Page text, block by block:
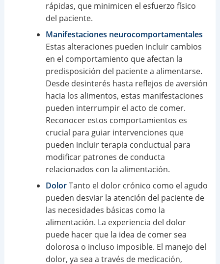
rápidas, que minimicen el esfuerzo físico
del paciente.
Manifestaciones neurocomportamentales
Estas alteraciones pueden incluir cambios
en el comportamiento que afectan la
predisposición del paciente a alimentarse.
Desde desinterés hasta reflejos de aversión
hacia los alimentos, estas manifestaciones
pueden interrumpir el acto de comer.
Reconocer estos comportamientos es
crucial para guiar intervenciones que
pueden incluir terapia conductual para
modificar patrones de conducta
relacionados con la alimentación.
DolorTanto el dolor crónico como el agudo
pueden desviar la atención del paciente de
las necesidades básicas como la
alimentación. La experiencia del dolor
puede hacer que la idea de comer sea
dolorosa o incluso imposible. El manejo del
dolor, ya sea a través de medicación,